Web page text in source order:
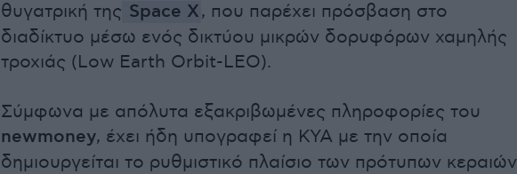
θυγατρική της Space X, που παρέχει πρόσβαση στο
διαδίκτυο μέσω ενός δικτύου μικρών δορυφόρων χαμηλής
τροχιάς (Low Earth Orbit-LEO).
Σύμφωνα με απόλυτα εξακριβωμένες πληροφορίες του
newmoney, έχει ήδη υπογραφεί η ΚΥΑ με την οποία
δημιουργείται το ρυθμιστικό πλαίσιο των πρότυπων κεραιών